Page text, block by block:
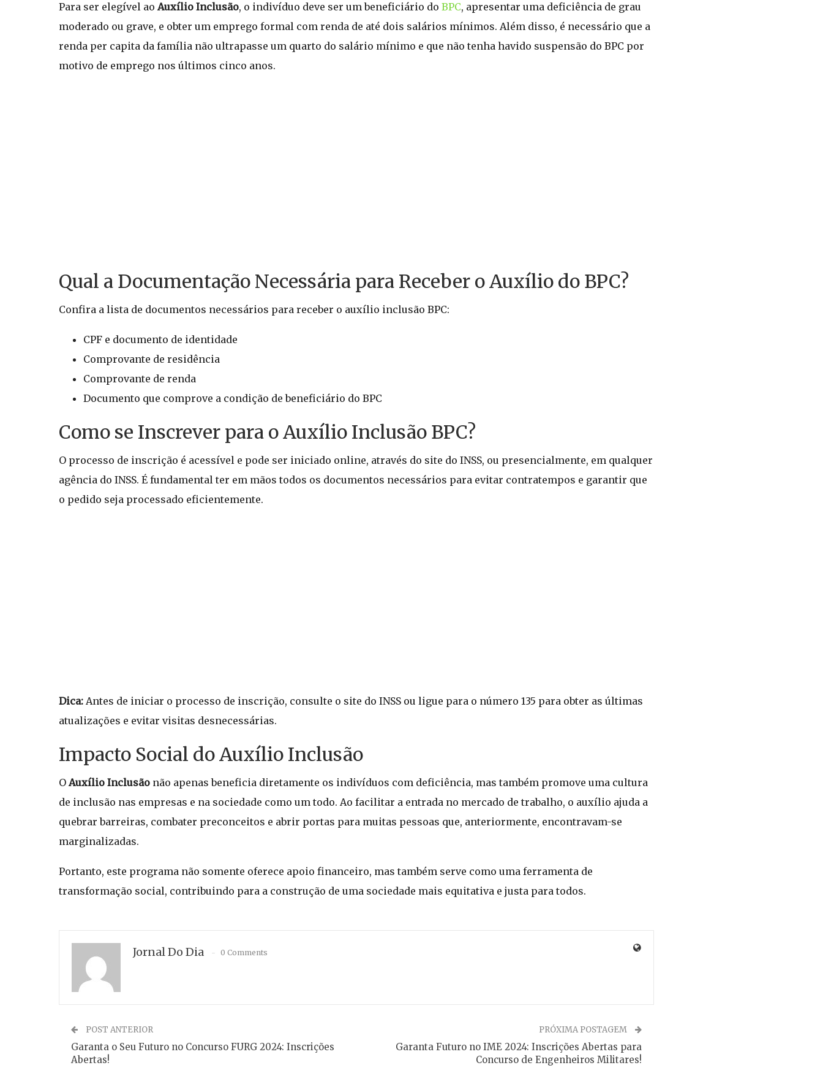
Para ser elegível aoAuxílio Inclusão, o indivíduo deve ser um beneficiário do BPC, apresentar uma deficiência de grau
moderado ou grave, e obter um emprego formal com renda de até dois salários mínimos. Além disso, é necessário que a
renda per capita da família não ultrapasse um quarto do salário mínimo e que não tenha havido suspensão do BPC por
motivo de emprego nos últimos cinco anos.
Qual a Documentação Necessária para Receber o Auxílio do BPC?
Confira a lista de documentos necessários para receber o auxílio inclusão BPC:
CPF e documento de identidade
Comprovante de residência
Comprovante de renda
Documento que comprove a condição de beneficiário do BPC
Como se Inscrever para o Auxílio Inclusão BPC?
O processo de inscrição é acessível e pode ser iniciado online, através do site do INSS, ou presencialmente, em qualquer
agência do INSS. É fundamental ter em mãos todos os documentos necessários para evitar contratempos e garantir que
o pedido seja processado eficientemente.
Dica: Antes de iniciar o processo de inscrição, consulte o site do INSS ou ligue para o número 135 para obter as últimas
atualizações e evitar visitas desnecessárias.
Impacto Social do Auxílio Inclusão
OAuxílio Inclusão não apenas beneficia diretamente os indivíduos com deficiência, mas também promove uma cultura
de inclusão nas empresas e na sociedade como um todo. Ao facilitar a entrada no mercado de trabalho, o auxílio ajuda a
quebrar barreiras, combater preconceitos e abrir portas para muitas pessoas que, anteriormente, encontravam-se
marginalizadas.
Portanto, este programa não somente oferece apoio financeiro, mas também serve como uma ferramenta de
transformação social, contribuindo para a construção de uma sociedade mais equitativa e justa para todos.
Jornal Do Dia 0 Comments
POST ANTERIOR
Garanta o Seu Futuro no Concurso FURG 2024: Inscrições
Abertas!
PRÓXIMA POSTAGEM
Garanta Futuro no IME 2024: Inscrições Abertas para
Concurso de Engenheiros Militares!